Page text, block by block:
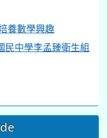
養數學興趣
民中學李孟臻衛生組